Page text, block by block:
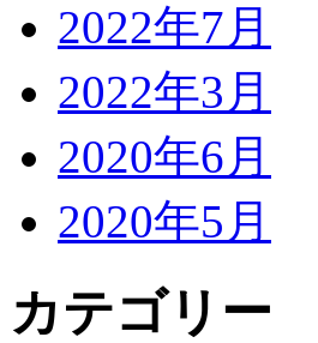
2022年7月
2022年3月
2020年6月
2020年5月
カテゴリー